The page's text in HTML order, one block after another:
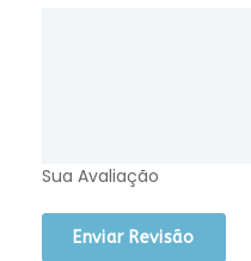
Sua Avaliação